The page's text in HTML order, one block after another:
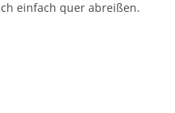
einfach quer abreißen.